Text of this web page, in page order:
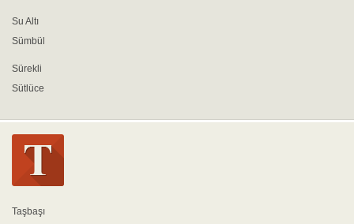
Su Altı
Sümbül
Sürekli
Sütlüce
Taşbaşı